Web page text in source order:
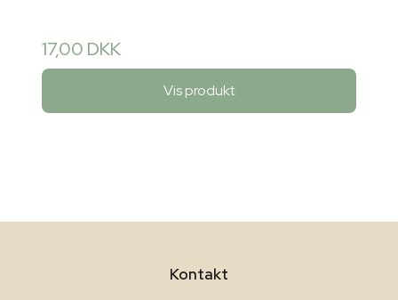
17,00 DKK
Vis produkt
Kontakt